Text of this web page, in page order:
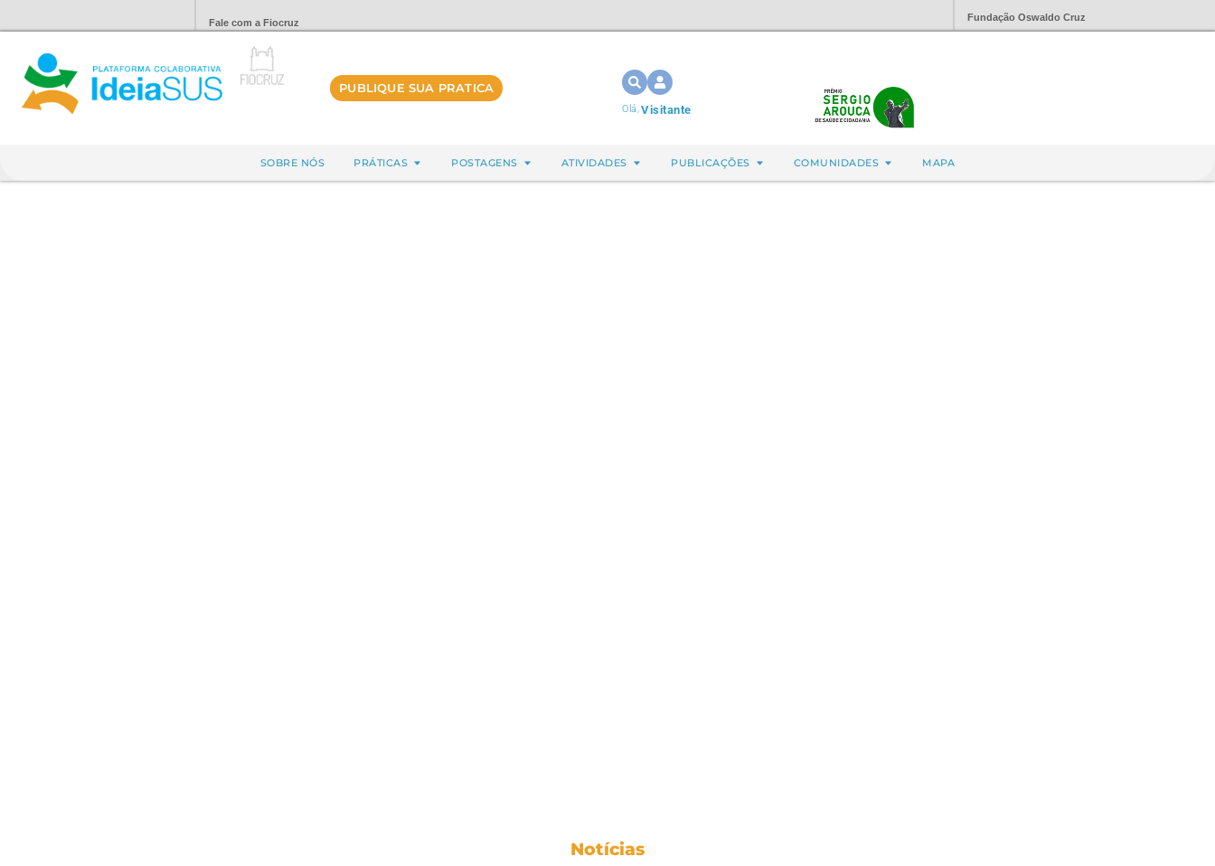
Fale com a Fiocruz Fundação Oswaldo Cruz
PUBLIQUE SUA PRATICA
Olá,Visitante
SOBRE NÓS PRÁTICAS POSTAGENS ATIVIDADES PUBLICAÇÕES COMUNIDADES MAPA
Notícias